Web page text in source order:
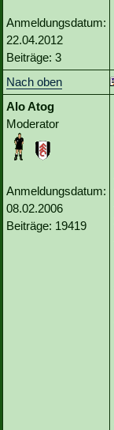
Anmeldungsdatum:
22.04.2012
Beiträge: 3
Nach oben
Alo Atog
Moderator
Anmeldungsdatum:
08.02.2006
Beiträge: 19419